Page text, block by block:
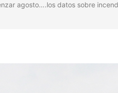
agosto….los datos sobre